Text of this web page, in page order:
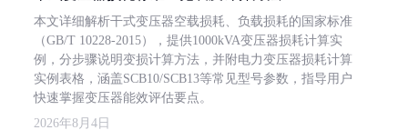
本文详细解析干式变压器空载损耗、负载损耗的国家标准
（GB/T 10228-2015），提供1000kVA变压器损耗计算实
例，分步骤说明变损计算方法，并附电力变压器损耗计算
实例表格，涵盖SCB10/SCB13等常见型号参数，指导用户
快速掌握变压器能效评估要点。
2026年8月4日